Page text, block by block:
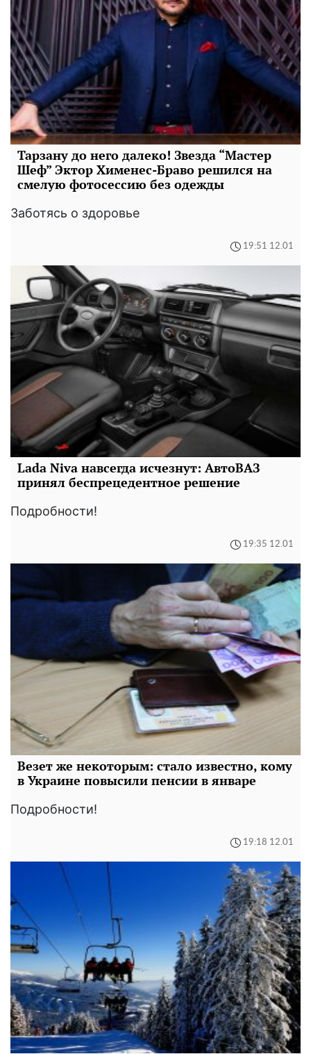
Тарзану до него далеко! Звезда “Мастер
Шеф” Эктор Хименес-Браво решился на
смелую фотосессию без одежды
Заботясь о здоровье
19:51 12.01
Lada Niva навсегда исчезнут: АвтоВАЗ
принял беспрецедентное решение
Подробности!
19:35 12.01
Везет же некоторым: стало известно, кому
в Украине повысили пенсии в январе
Подробности!
19:18 12.01